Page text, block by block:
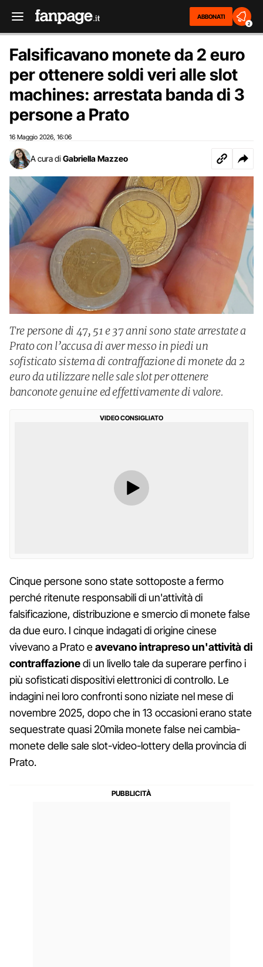
ABBONATI
2
Falsificavano monete da 2 euro
per ottenere soldi veri alle slot
machines: arrestata banda di 3
persone a Prato
16 Maggio 2026 16:06
A cura di Gabriella Mazzeo
Tre persone di 47, 51 e 37 anni sono state arrestate a
Prato con l’accusa di aver messo in piedi un
sofisticato sistema di contraffazione di monete da 2
euro da utilizzare nelle sale slot per ottenere
banconote genuine ed effettivamente di valore.
VIDEO CONSIGLIATO
Cinque persone sono state sottoposte a fermo
perché ritenute responsabili di un'attività di
falsificazione, distribuzione e smercio di monete false
da due euro. I cinque indagati di origine cinese
vivevano a Prato eavevano intrapreso un'attività di
contraffazionedi un livello tale da superare perfino i
più sofisticati dispositivi elettronici di controllo. Le
indagini nei loro confronti sono niziate nel mese di
novembre 2025, dopo che in 13 occasioni erano state
sequestrate quasi 20mila monete false nei cambia-
monete delle sale slot-video-lottery della provincia di
Prato.